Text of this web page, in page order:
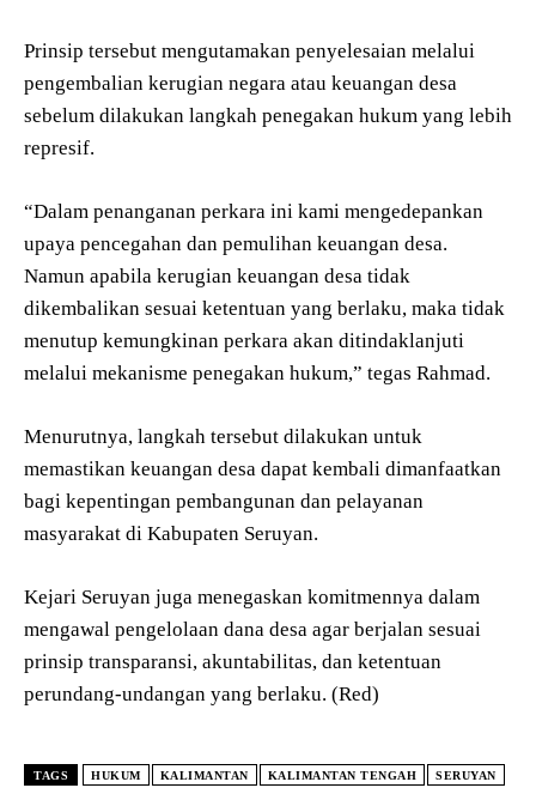
Prinsip tersebut mengutamakan penyelesaian melalui
pengembalian kerugian negara atau keuangan desa
sebelum dilakukan langkah penegakan hukum yang lebih
represif.
“Dalam penanganan perkara ini kami mengedepankan
upaya pencegahan dan pemulihan keuangan desa.
Namun apabila kerugian keuangan desa tidak
dikembalikan sesuai ketentuan yang berlaku, maka tidak
menutup kemungkinan perkara akan ditindaklanjuti
melalui mekanisme penegakan hukum,” tegas Rahmad.
Menurutnya, langkah tersebut dilakukan untuk
memastikan keuangan desa dapat kembali dimanfaatkan
bagi kepentingan pembangunan dan pelayanan
masyarakat di Kabupaten Seruyan.
Kejari Seruyan juga menegaskan komitmennya dalam
mengawal pengelolaan dana desa agar berjalan sesuai
prinsip transparansi, akuntabilitas, dan ketentuan
perundang-undangan yang berlaku. (Red)
TAGS HUKUM KALIMANTAN KALIMANTAN TENGAH SERUYAN